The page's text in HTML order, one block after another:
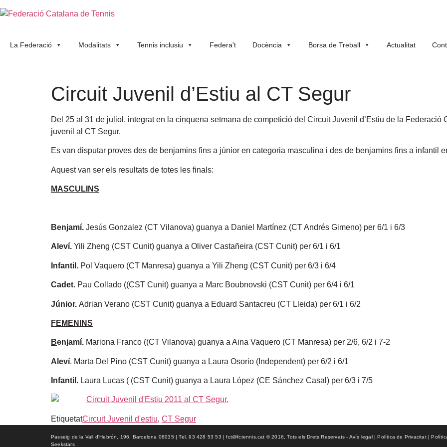
La Federació Modalitats Tennis inclusiu Federa't Docència Borsa de Treball Actualitat
Circuit Juvenil d’Estiu al CT Segur
Del 25 al 31 de juliol, integrat en la cinquena setmana de competició del Circuit Juvenil d’Estiu de la Federació
juvenil al CT Segur.
Es van disputar proves des de benjamins fins a júnior en categoria masculina i des de benjamins fins a infantil
Aquest van ser els resultats de totes les finals:
MASCULINS
Benjamí. Jesús Gonzalez (CT Vilanova) guanya a Daniel Martínez (CT Andrés Gimeno) per 6/1 i 6/3
Aleví. Yili Zheng (CST Cunit) guanya a Oliver Castañeira (CST Cunit) per 6/1 i 6/1
Infantil. Pol Vaquero (CT Manresa) guanya a Yili Zheng (CST Cunit) per 6/3 i 6/4
Cadet. Pau Collado ((CST Cunit) guanya a Marc Boubnovski (CST Cunit) per 6/4 i 6/1
Júnior. Adrian Verano (CST Cunit) guanya a Eduard Santacreu (CT Lleida) per 6/1 i 6/2
FEMENINS
Benjamí. Mariona Franco ((CT Vilanova) guanya a Aina Vaquero (CT Manresa) per 2/6, 6/2 i 7-2
Aleví. Marta Del Pino (CST Cunit) guanya a Laura Osorio (Independent) per 6/2 i 6/1
Infantil. Laura Lucas ( (CST Cunit) guanya a Laura López (CE Sánchez Casal) per 6/3 i 7/5
EtiquetatCircuit Juvenil d'estiu, CT Segur
Passeig de la Vall d'Hebrón, 196. Barcelona 08035 | Tel. 93 428 53 53 | fct@fctennis.cat © 2016, Tots els Drets Reservats - Avís legal | Política de Privacitat |
Seekstars